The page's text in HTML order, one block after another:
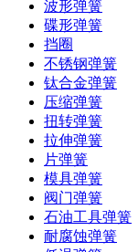
波形弹簧
碟形弹簧
挡圈
不锈钢弹簧
钛合金弹簧
压缩弹簧
扭转弹簧
拉伸弹簧
片弹簧
模具弹簧
阀门弹簧
石油工具弹簧
耐腐蚀弹簧